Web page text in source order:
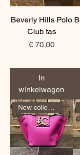
Beverly Hills Polo
Club tas
Prijs
€ 70,00
In
winkelwagen